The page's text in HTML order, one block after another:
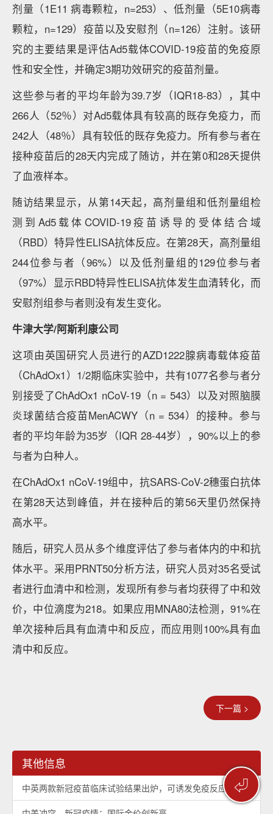
⏎
剂量（1E11 病毒颗粒，n=253）、低剂量（5E10病毒
颗粒，n=129）疫苗以及安慰剂（n=126）注射。该研
究的主要结果是评估Ad5载体COVID-19疫苗的免疫原
性和安全性，并确定3期功效研究的疫苗剂量。
这些参与者的平均年龄为39.7岁（IQR18-83），其中
266人（52％）对Ad5载体具有较高的既存免疫力，而
242人（48％）具有较低的既存免疫力。所有参与者在
接种疫苗后的28天内完成了随访，并在第0和28天提供
了血液样本。
随访结果显示，从第14天起，高剂量组和低剂量组检
测到Ad5载体COVID-19疫苗诱导的受体结合域
（RBD）特异性ELISA抗体反应。在第28天，高剂量组
244位参与者（96%）以及低剂量组的129位参与者
（97%）显示RBD特异性ELISA抗体发生血清转化，而
安慰剂组参与者则没有发生变化。
牛津大学/阿斯利康公司
这项由英国研究人员进行的AZD1222腺病毒载体疫苗
（ChAdOx1）1/2期临床实验中，共有1077名参与者分
别接受了ChAdOx1 nCoV-19（n = 543）以及对照脑膜
炎球菌结合疫苗MenACWY（n = 534）的接种。参与
者的平均年龄为35岁（IQR 28-44岁），90%以上的参
与者为白种人。
在ChAdOx1 nCoV-19组中，抗SARS-CoV-2穗蛋白抗体
在第28天达到峰值，并在接种后的第56天里仍然保持
高水平。
随后，研究人员从多个维度评估了参与者体内的中和抗
体水平。采用PRNT50分析方法，研究人员对35名受试
者进行血清中和检测，发现所有参与者均获得了中和效
价，中位滴度为218。如果应用MNA80法检测，91%在
单次接种后具有血清中和反应，而应用则100%具有血
清中和反应。
下一篇 >
其他信息
中英两款新冠疫苗临床试验结果出炉，可诱发免疫反应